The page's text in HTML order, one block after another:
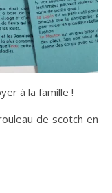
à la famille !
de scotch en